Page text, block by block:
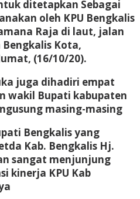
ditetapkan Sebagai
oleh KPU Bengkalis
Raja di laut, jalan
Kota,
(16/10/20).
juga dihadiri empat
wakil Bupati kabupaten
masing-masing
Bengkalis yang
Kab. Bengkalis Hj.
sangat menjunjung
kinerja KPU Kab